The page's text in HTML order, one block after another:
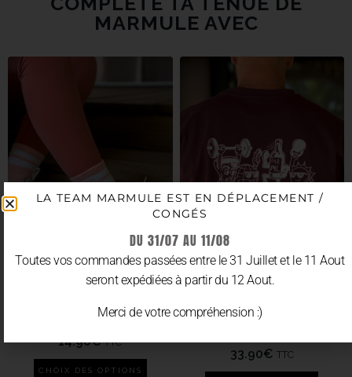
MARMULE AVEC
CHAUSSETTES “MRML ROSE”
14.90€ TTC
CHOIX DES OPTIONS
T-SHIRT/CROP/TANK
33.90€ TTC
LA TEAM MARMULE EST EN DÉPLACEMENT /
CONGÉS
DU 31/07 AU 11/08
Toutes vos commandes passées entre le 31 Juillet et le 11 Aout
seront expédiées à partir du 12 Aout.
Merci de votre compréhension :)